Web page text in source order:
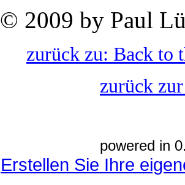
© 2009 by Paul
zurück zu: Back to
zurück
powered in
Erstellen Sie Ihre